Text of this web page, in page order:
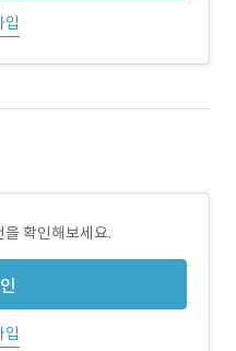
입
확인해보세요.
입